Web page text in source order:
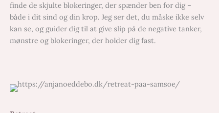
finde de skjulte blokeringer, der spænder ben for dig –
både i dit sind og din krop. Jeg ser det, du måske ikke selv
kan se, og guider dig til at give slip på de negative tanker,
mønstre og blokeringer, der holder dig fast.